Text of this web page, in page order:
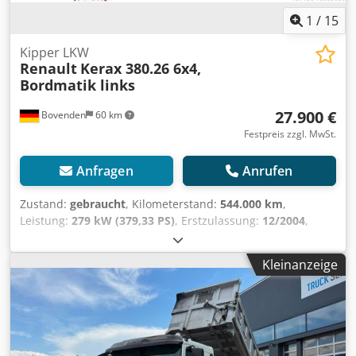
1 / 15
Bovenden 60 km
Kipper LKW
Renault Kerax 380.26 6x4,
Bordmatik links
27.900 €
Festpreis zzgl. MwSt.
Anfragen Anrufen
Zustand: gebraucht, Kilometerstand: 544.000 km,
Leistung: 279 kW (379,33 PS), Erstzulassung: 12/2004,
, Leergewicht:
Ladegewicht:13.400 kg, Gesamtgewicht:26.000 kg,
Achsen-Konfiguration:6x4, Bremsen:Motorbremsung,
Farbe:
Gelb, Fahrerkabine: Fahrerhaus, Getriebetyp:
mechanisch, Emissionsklasse:Euro3, Federung: Blatt
Anzahl der Sitzplätze:
, Laderaumlänge:4.900 mm,
Laderaumbreite:2.350 mm, Laderaumhöhe:800 mm,
Kleinanzeige